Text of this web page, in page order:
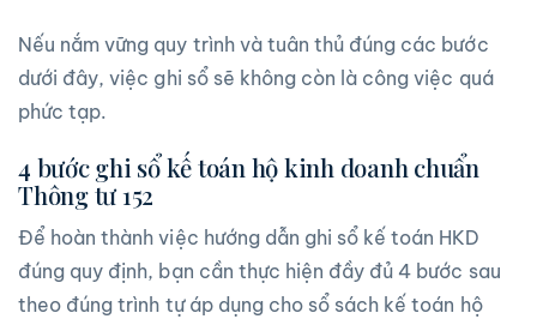
Nếu nắm vững quy trình và tuân thủ đúng các bước
dưới đây, việc ghi sổ sẽ không còn là công việc quá
phức tạp.
4 bước ghi sổ kế toán hộ kinh doanh chuẩn
Thông tư 152
Để hoàn thành việc hướng dẫn ghi sổ kế toán HKD
đúng quy định, bạn cần thực hiện đầy đủ 4 bước sau
theo đúng trình tự áp dụng cho sổ sách kế toán hộ